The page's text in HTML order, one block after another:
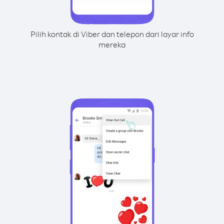
Pilih kontak di Viber dan telepon dari layar info
mereka